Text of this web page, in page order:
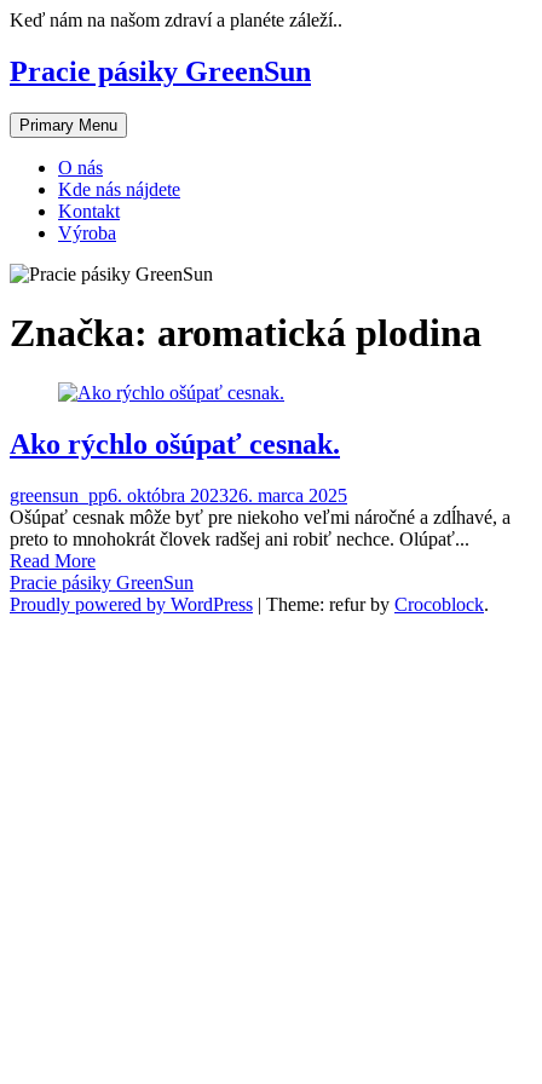
Skip
content
Keď nám na našom zdraví a planéte záleží..
Pracie pásiky GreenSun
Primary Menu
O nás
Kde nás nájdete
Kontakt
Výroba
Značka: aromatická plodina
Ako rýchlo ošúpať cesnak.
greensun_pp6. októbra 202326. marca 2025
Ošúpať cesnak môže byť pre niekoho veľmi náročné a zdĺhavé, a
preto to mnohokrát človek radšej ani robiť nechce. Olúpať...
Read More
Pracie pásiky GreenSun
Proudly powered by WordPress | Theme: refur by Crocoblock.